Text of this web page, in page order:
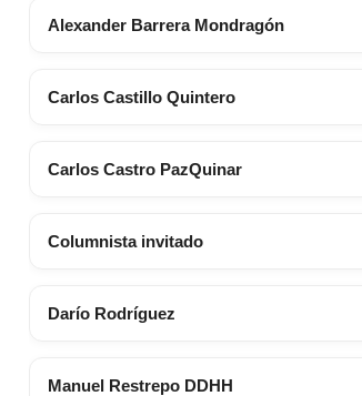
Alexander Barrera Mondragón
Carlos Castillo Quintero
Carlos Castro PazQuinar
Columnista invitado
Darío Rodríguez
Manuel Restrepo DDHH